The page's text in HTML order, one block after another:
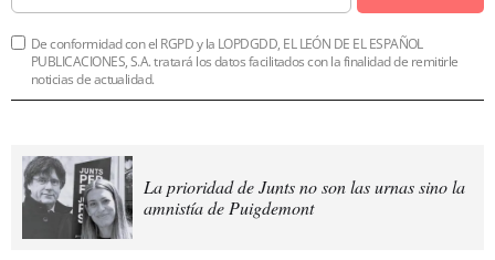
De conformidad con el RGPD y la LOPDGDD, EL LEÓN DE EL ESPAÑOL
PUBLICACIONES, S.A. tratará los datos facilitados con la finalidad de remitirle
noticias de actualidad.
La prioridad de Junts no son las urnas sino la
amnistía de Puigdemont